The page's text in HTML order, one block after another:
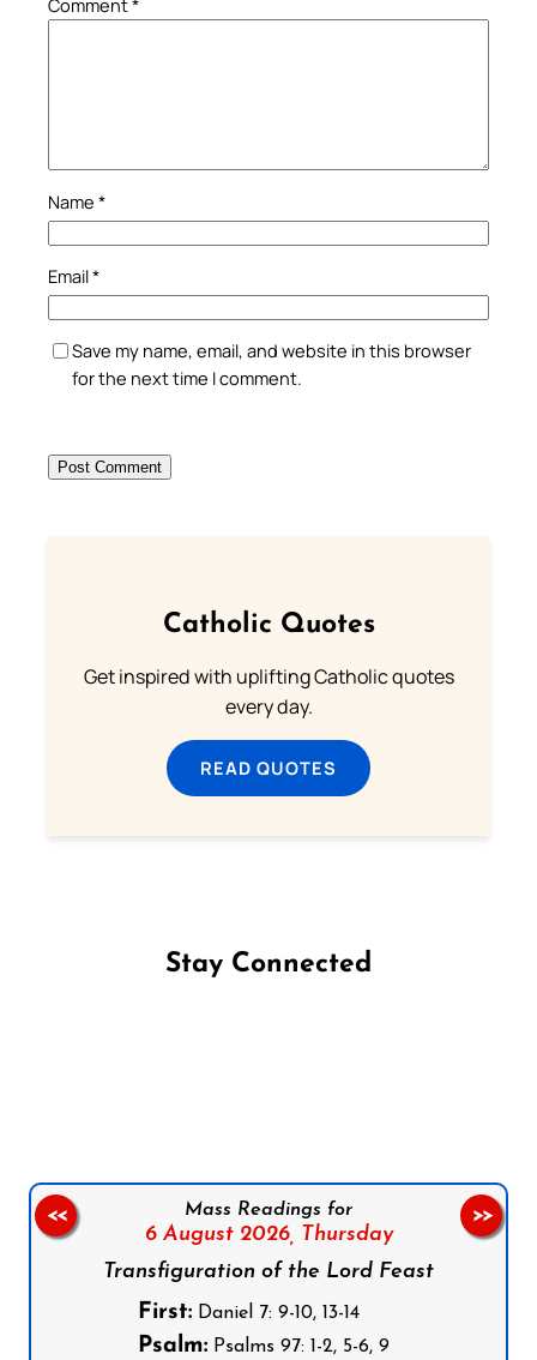
Comment*
Name *
Email*
Save my name, email, and website in this browser
for the next time I comment.
Catholic Quotes
Get inspired with uplifting Catholic quotes
every day.
READ QUOTES
Stay Connected
Mass Readings for
6 August 2026,
Thursday
Transfiguration of the Lord Feast
First:Daniel 7: 9-10, 13-14
Psalm:Psalms 97: 1-2, 5-6, 9
<< >>